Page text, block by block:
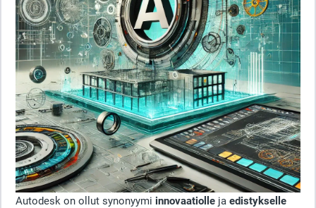
Autodesk on ollut synonyymi innovaatiolle ja edistykselle